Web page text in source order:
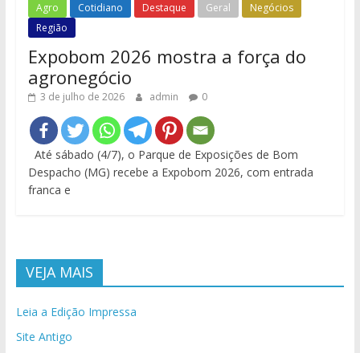
Agro Cotidiano Destaque Geral
Negócios
Região
Expobom 2026 mostra a força do
agronegócio
3 de julho de 2026 admin 0
Até sábado (4/7), o Parque de Exposições de Bom
Despacho (MG) recebe a Expobom 2026, com entrada
franca e
VEJA MAIS
Leia a Edição Impressa
Site Antigo